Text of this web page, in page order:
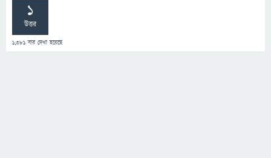
1
উত্তর
1,381 বার দেখা হয়েছে